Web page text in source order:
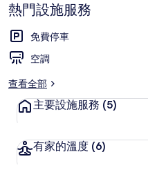
熱門設施服務
免費停車
空調
查看全部
主要設施服務 (5)
有家的溫度 (6)